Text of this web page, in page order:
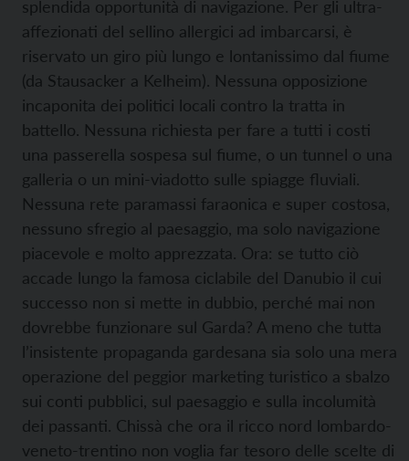
splendida opportunità di navigazione. Per gli ultra-
affezionati del sellino allergici ad imbarcarsi, è
riservato un giro più lungo e lontanissimo dal fiume
(da Stausacker a Kelheim). Nessuna opposizione
incaponita dei politici locali contro la tratta in
battello. Nessuna richiesta per fare a tutti i costi
una passerella sospesa sul fiume, o un tunnel o una
galleria o un mini-viadotto sulle spiagge fluviali.
Nessuna rete paramassi faraonica e super costosa,
nessuno sfregio al paesaggio, ma solo navigazione
piacevole e molto apprezzata. Ora: se tutto ciò
accade lungo la famosa ciclabile del Danubio il cui
successo non si mette in dubbio, perché mai non
dovrebbe funzionare sul Garda? A meno che tutta
l’insistente propaganda gardesana sia solo una mera
operazione del peggior marketing turistico a sbalzo
sui conti pubblici, sul paesaggio e sulla incolumità
dei passanti. Chissà che ora il ricco nord lombardo-
veneto-trentino non voglia far tesoro delle scelte di